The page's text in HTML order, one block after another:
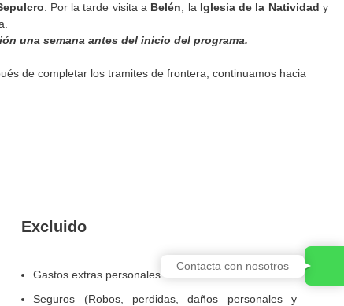
. Por la tarde visita a Belén , la Iglesia de la Natividad y
una semana antes del inicio del programa.
de completar los tramites de frontera, continuamos hacia
Excluido
Gastos extras personales.
Seguros (Robos, perdidas, daños personales y
Contacta con nosotros